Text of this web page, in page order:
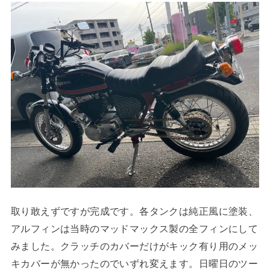
取り敢えずですが完成です。各タンクは純正風に塗装、
アルフィンは当時のマッドマックス製の全フィンにして
みました。クラッチのカバーだけがキック有り用のメッ
キカバーが無かったのでいずれ変えます。日曜日のツー